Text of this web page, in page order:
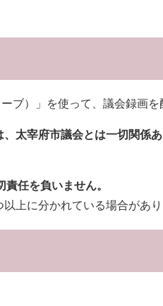
ブ）」を使って、議会録画を
太宰府市議会とは一切関係
任を負いません。
上に分かれている場合があり